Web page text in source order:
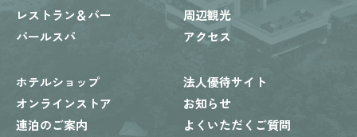
レストラン＆バー
パールスパ
周辺観光
アクセス
ホテルショップ
オンラインストア
連泊のご案内
法人優待サイト
お知らせ
よくいただくご質問